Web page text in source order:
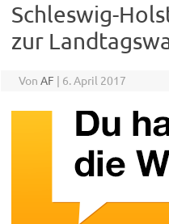
Schleswig-
zur
Von AF | 6. April 2017